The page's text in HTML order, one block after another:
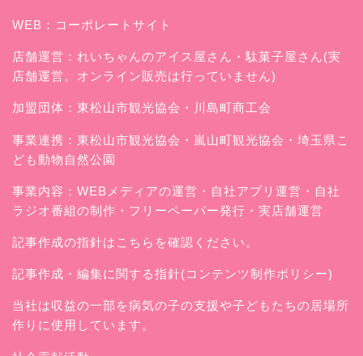
WEB： コーポレートサイト
店舗運営： れいちゃんのアイス屋さん ・駄菓子屋さん(実
店舗運営。オンライン販売は行っていません)
加盟団体：東松山市観光協会・川島町商工会
事業連携：東松山市観光協会・嵐山町観光協会・埼玉県こ
ども動物自然公園
事業内容：WEBメディアの運営・自社アプリ運営・自社
ラジオ番組の制作・フリーペーパー発行・実店舗運営
記事作成の指針はこちらを確認ください。
記事作成・編集に関する指針(コンテンツ制作ポリシー)
当社は収益の一部を病気の子の支援や子どもたちの居場所
作りに使用しています。